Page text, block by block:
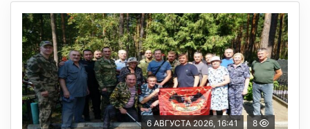
6 АВГУСТА 2026, 16:41 8